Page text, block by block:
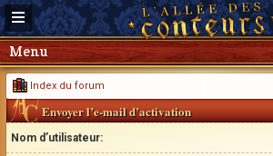
Menu
Index du forum
Envoyer l’e-mail d’activation
Nom d’utilisateur: